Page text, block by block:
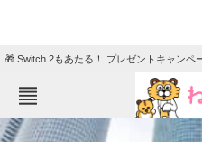
🎁 Switch 2もあたる！ プレゼントキャンペ
ねとらぼメニュー